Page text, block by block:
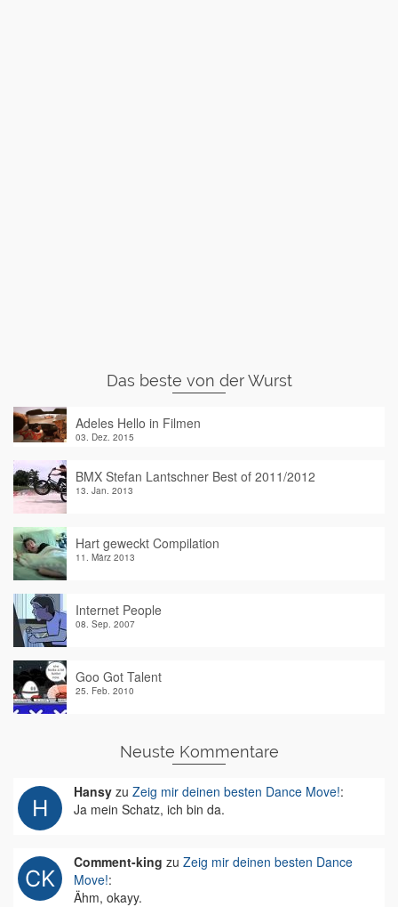
Das beste von der Wurst
Adeles Hello in Filmen
03. Dez. 2015
BMX Stefan Lantschner Best of 2011/2012
13. Jan. 2013
Hart geweckt Compilation
11. März 2013
Internet People
08. Sep. 2007
Goo Got Talent
25. Feb. 2010
Neuste Kommentare
Hansy zu Zeig mir deinen besten Dance Move!:
Ja mein Schatz, ich bin da.
Comment-king zu Zeig mir deinen besten Dance
Move!:
Ähm, okayy.